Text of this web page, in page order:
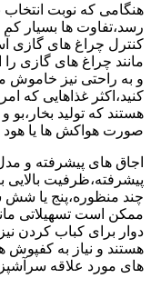
هنگامی که نوبت
رسد،تفاوت ها بسیار
کنترل چراغ های گازی
مانند چراغ های گازی
و به راحتی نیز خاموش
کنید،اکثر غذاهایی که
هستند که تولید بخار،بو
صورت هواکش ها یا
اجاق های پیشرفته و
پیشرفته،ظرفیت بالایی
چند منظوره،پنج یا شش
ممکن است تسهیلاتی
دوار برای کباب کردن
هستند و نیاز به کفپوش
های مورد علاقه